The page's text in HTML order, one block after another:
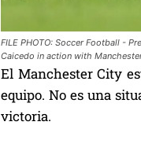
FILE PHOTO: Soccer Football -
Caicedo in action with
El Manchester City
equipo. No es una
victoria.